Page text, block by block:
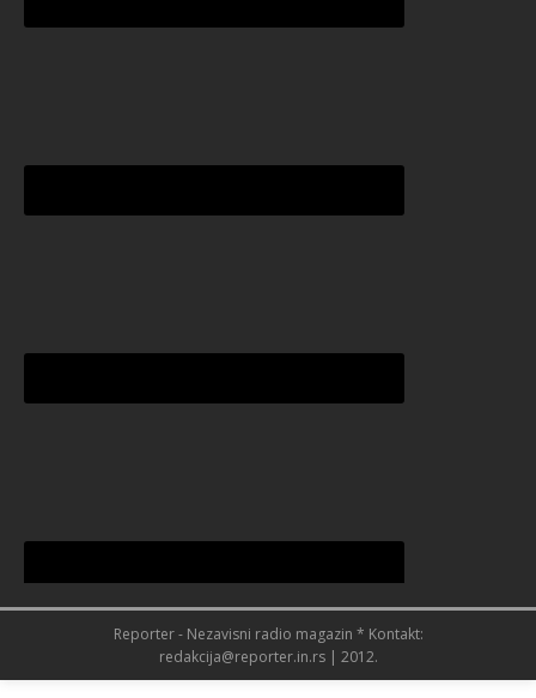
Reporter - Nezavisni radio magazin * Kontakt:
redakcija@reporter.in.rs | 2012.